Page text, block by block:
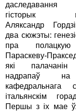
даследавання
гісторык
Аляксандр
два сюжэты:
пра
Параскеву-
які палачанін
надрапаў
кафедральнага
італьянскім
Першы з іх мае